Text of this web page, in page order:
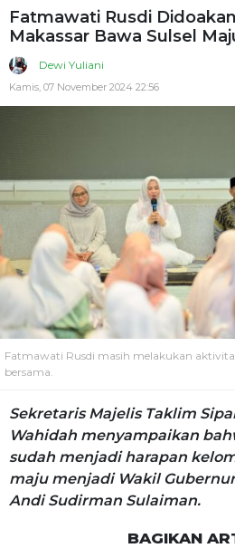
Fatmawati Rusdi
Makassar Bawa Sulsel
Dewi Yuliani
Kamis, 07 November 2024 22:56
Fatmawati Rusdi masih melakukan
bersama.
Sekretaris Majelis Taklim
Wahidah menyampaikan
sudah menjadi harapan
maju menjadi Wakil
Andi Sudirman Sulaiman.
BAGIKAN